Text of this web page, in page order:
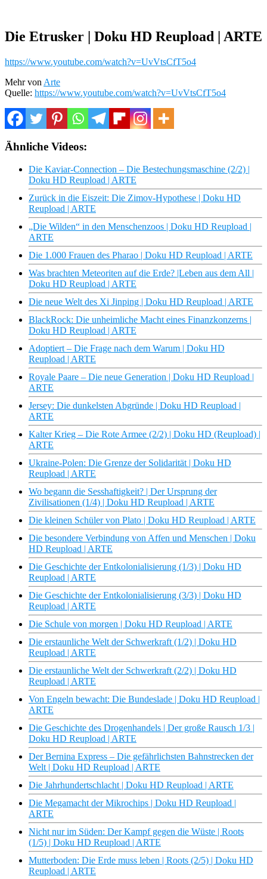
Die Etrusker | Doku HD Reupload | ARTE
https://www.youtube.com/watch?v=UvVtsCfT5o4
Mehr von Arte
Quelle: https://www.youtube.com/watch?v=UvVtsCfT5o4
Ähnliche Videos:
Die Kaviar-Connection – Die Bestechungsmaschine (2/2) |
Doku HD Reupload | ARTE
Zurück in die Eiszeit: Die Zimov-Hypothese | Doku HD
Reupload | ARTE
„Die Wilden“ in den Menschenzoos | Doku HD Reupload |
ARTE
Die 1.000 Frauen des Pharao | Doku HD Reupload | ARTE
Was brachten Meteoriten auf die Erde? |Leben aus dem All |
Doku HD Reupload | ARTE
Die neue Welt des Xi Jinping | Doku HD Reupload | ARTE
BlackRock: Die unheimliche Macht eines Finanzkonzerns |
Doku HD Reupload | ARTE
Adoptiert – Die Frage nach dem Warum | Doku HD
Reupload | ARTE
Royale Paare – Die neue Generation | Doku HD Reupload |
ARTE
Jersey: Die dunkelsten Abgründe | Doku HD Reupload |
ARTE
Kalter Krieg – Die Rote Armee (2/2) | Doku HD (Reupload) |
ARTE
Ukraine-Polen: Die Grenze der Solidarität | Doku HD
Reupload | ARTE
Wo begann die Sesshaftigkeit? | Der Ursprung der
Zivilisationen (1/4) | Doku HD Reupload | ARTE
Die kleinen Schüler von Plato | Doku HD Reupload | ARTE
Die besondere Verbindung von Affen und Menschen | Doku
HD Reupload | ARTE
Die Geschichte der Entkolonialisierung (1/3) | Doku HD
Reupload | ARTE
Die Geschichte der Entkolonialisierung (3/3) | Doku HD
Reupload | ARTE
Die Schule von morgen | Doku HD Reupload | ARTE
Die erstaunliche Welt der Schwerkraft (1/2) | Doku HD
Reupload | ARTE
Die erstaunliche Welt der Schwerkraft (2/2) | Doku HD
Reupload | ARTE
Von Engeln bewacht: Die Bundeslade | Doku HD Reupload |
ARTE
Die Geschichte des Drogenhandels | Der große Rausch 1/3 |
Doku HD Reupload | ARTE
Der Bernina Express – Die gefährlichsten Bahnstrecken der
Welt | Doku HD Reupload | ARTE
Die Jahrhundertschlacht | Doku HD Reupload | ARTE
Die Megamacht der Mikrochips | Doku HD Reupload |
ARTE
Nicht nur im Süden: Der Kampf gegen die Wüste | Roots
(1/5) | Doku HD Reupload | ARTE
Mutterboden: Die Erde muss leben | Roots (2/5) | Doku HD
Reupload | ARTE